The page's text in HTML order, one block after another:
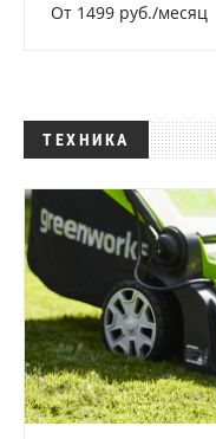
От 1499 руб./месяц
ТЕХНИКА